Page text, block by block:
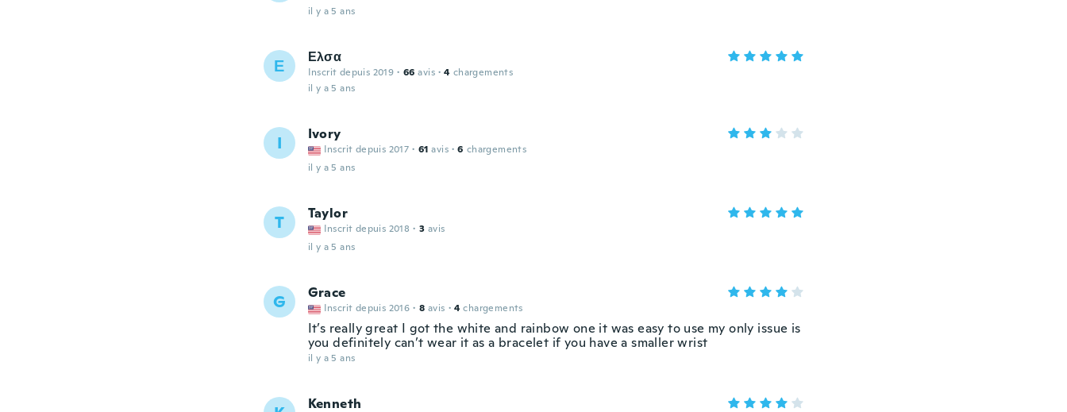
il y a 5 ans
Ε Ελσα
Inscrit depuis 2019 · 66 avis · 4 chargements
il y a 5 ans
I Ivory
Inscrit depuis 2017 · 61 avis · 6 chargements
il y a 5 ans
T Taylor
Inscrit depuis 2018 · 3 avis
il y a 5 ans
G Grace
Inscrit depuis 2016 · 8 avis · 4 chargements
It’s really great I got the white and rainbow one it was easy to use my only issue is
you definitely can’t wear it as a bracelet if you have a smaller wrist
il y a 5 ans
Kenneth